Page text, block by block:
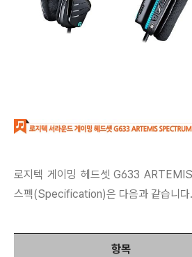
로지텍 게이밍 헤드셋 G633
스펙(Specification)은 다음과 같습니다.
항목